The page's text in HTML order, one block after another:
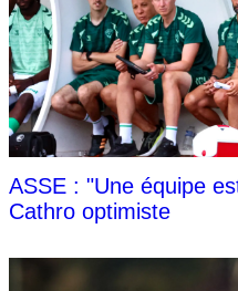
ASSE : "Une équipe
Cathro optimiste